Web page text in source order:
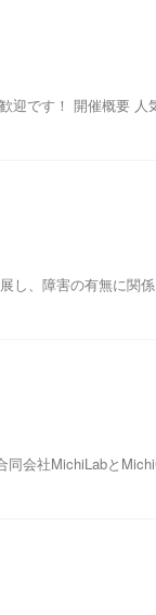
です！ 開催概要 人
し、障害の有無に関
会社MichiLabと